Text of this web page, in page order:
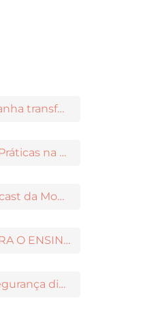
Maria Lúcia de Arruda Aranha transformou o ensino de Filosofia no Brasil
Conheça o Prêmio Boas Práticas na Escola
PNLD Na Prática: o videocast da Moderna para apoiar a escolha das obras aprovadas
NOVOS CONTEÚDOS PARA O ENSINO MÉDIO DISPONÍVEIS NO MODERNAMIGOS
Dinâmica para ensinar segurança digital nos Anos Iniciais